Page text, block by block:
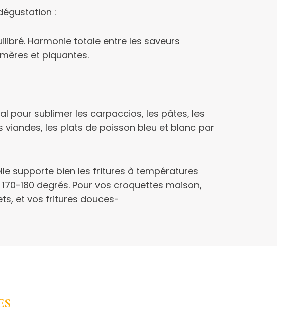
:
Harmonie totale entre les saveurs
et piquantes.
pour sublimer les carpaccios, les pâtes, les
viandes, les plats de poisson bleu et blanc par
supporte bien les fritures à températures
180 degrés. Pour vos croquettes maison,
et vos fritures douces-